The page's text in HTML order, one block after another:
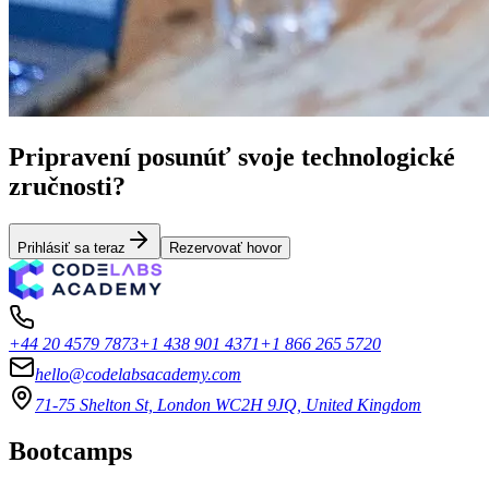
Pripravení posunúť svoje technologické
zručnosti?
Prihlásiť sa teraz Rezervovať hovor
+44 20 4579 7873+1 438 901 4371+1 866 265 5720
hello@codelabsacademy.com
71-75 Shelton St, London WC2H 9JQ, United Kingdom
Bootcamps